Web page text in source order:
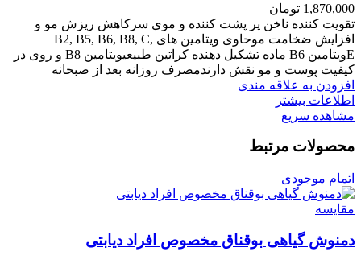
1,870,000 تومان
تقویت کننده ناخن پر پشت کننده و موی سرکاهش ریزش مو و
افزایش ضخامت موحاوی ویتامین های B2, B5, B6, B8, C,
Eویتامین B6 ماده تشکیل دهنده کراتین طبیعی
ویتامین B8 و روی در
کیفیت پوست و مو نقش دارندمصرف روزانه بعد از صبحانه
افزودن به علاقه مندی
اطلاعات بیشتر
مشاهده سریع
محصولات مرتبط
اتمام موجودی
مقایسه
دمنوش گیاهی بوقناق مخصوص افراد دیابتی